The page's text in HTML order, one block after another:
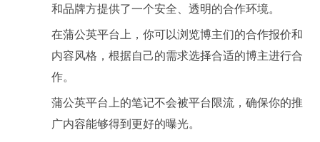
和品牌方提供了一个安全、透明的合作环境。
在蒲公英平台上，你可以浏览博主们的合作报价和
内容风格，根据自己的需求选择合适的博主进行合
作。
蒲公英平台上的笔记不会被平台限流，确保你的推
广内容能够得到更好的曝光。